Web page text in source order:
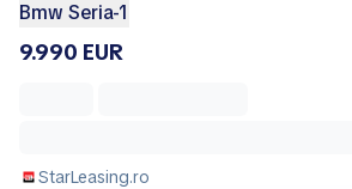
Bmw Seria-1
9.990 EUR
StarLeasing.ro